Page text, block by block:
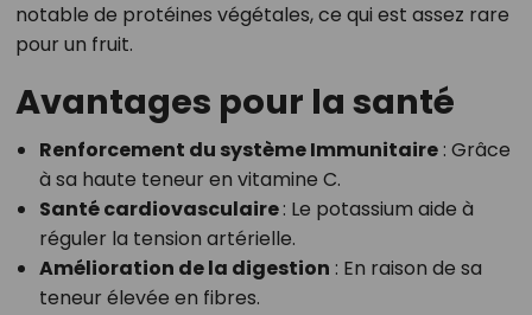
notable de protéines végétales, ce qui est assez rare
pour un fruit.
Avantages pour la santé
Renforcement du système Immunitaire: Grâce
à sa haute teneur en vitamine C.
Santé cardiovasculaire: Le potassium aide à
réguler la tension artérielle.
Amélioration de la digestion : En raison de sa
teneur élevée en fibres.